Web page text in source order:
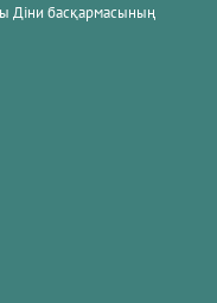
Діни басқармасының